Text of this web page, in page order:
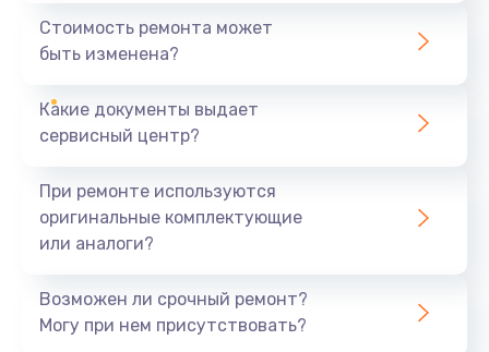
1440 руб.
Ремонт южного моста
Замена батарейки BIOS
Заказать
Стоимость ремонта может
быть изменена?
Какие документы выдает
сервисный центр?
При ремонте используются
оригинальные комплектующие
или аналоги?
Возможен ли срочный ремонт?
Могу при нем присутствовать?